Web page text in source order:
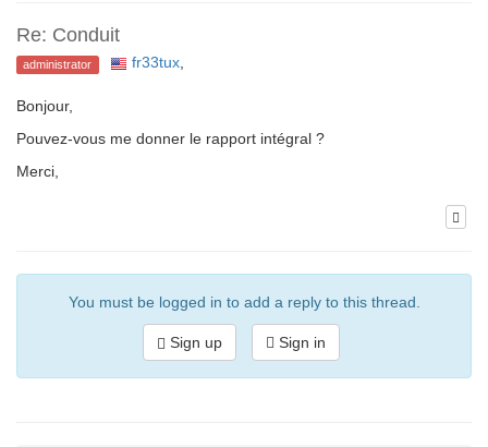
Re: Conduit
administrator fr33tux,
Bonjour,
Pouvez-vous me donner le rapport intégral ?
Merci,
You must be logged in to add a reply to this thread.
Sign up Sign in